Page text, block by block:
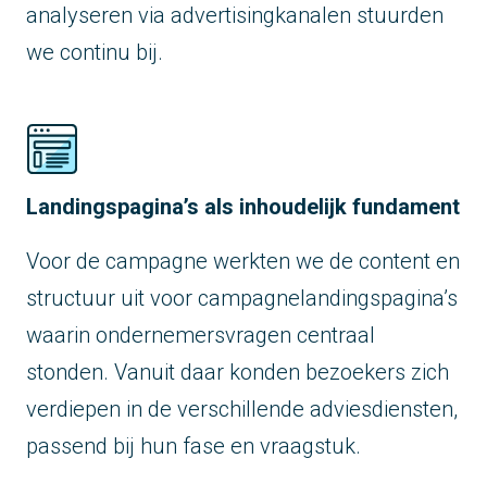
analyseren via advertisingkanalen stuurden
we continu bij.
Landingspagina’s als inhoudelijk fundament
Voor de campagne werkten we de content en
structuur uit voor campagnelandingspagina’s
waarin ondernemersvragen centraal
stonden. Vanuit daar konden bezoekers zich
verdiepen in de verschillende adviesdiensten,
passend bij hun fase en vraagstuk.